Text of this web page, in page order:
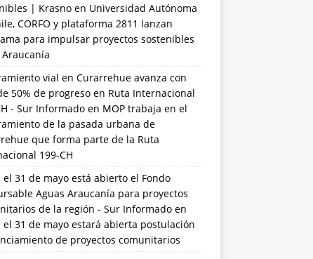
| Krasnoen Universidad Autónoma
CORFO y plataforma 2811 lanzan
para impulsar proyectos sostenibles
Araucanía
vial en Curarrehue avanza con
50% de progreso en Ruta Internacional
- Sur Informadoen MOP trabaja en el
de la pasada urbana de
que forma parte de la Ruta
199-CH
el 31 de mayo está abierto el Fondo
Aguas Araucanía para proyectos
de la región - Sur Informadoen
el 31 de mayo estará abierta postulación
de proyectos comunitarios